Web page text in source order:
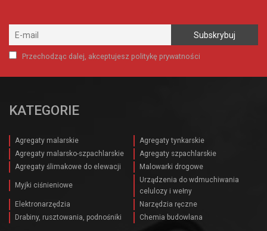
Przechodząc dalej, akceptujesz politykę prywatności
KATEGORIE
Agregaty malarskie
Agregaty tynkarskie
Agregaty malarsko-szpachlarskie
Agregaty szpachlarskie
Agregaty ślimakowe do elewacji
Malowarki drogowe
Myjki ciśnieniowe
Urządzenia do wdmuchiwania
celulozy i wełny
Elektronarzędzia
Narzędzia ręczne
Drabiny, rusztowania, podnośniki
Chemia budowlana